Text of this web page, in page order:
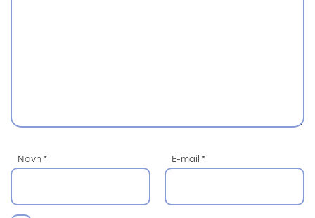
Navn * E-mail *